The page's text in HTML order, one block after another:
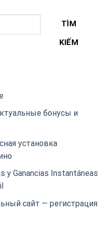
TÌM
KIẾM
бонусы и
установка
y Ganancias Instantáneas
сайт — регистрация